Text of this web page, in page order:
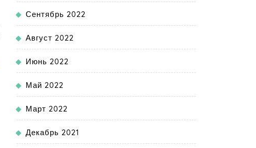
Сентябрь 2022
Август 2022
Июнь 2022
Май 2022
Март 2022
Декабрь 2021